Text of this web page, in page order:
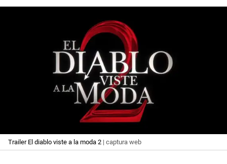
Trailer El diablo viste a la moda 2 | captura web